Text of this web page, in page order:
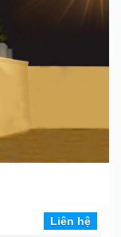
Liên hệ